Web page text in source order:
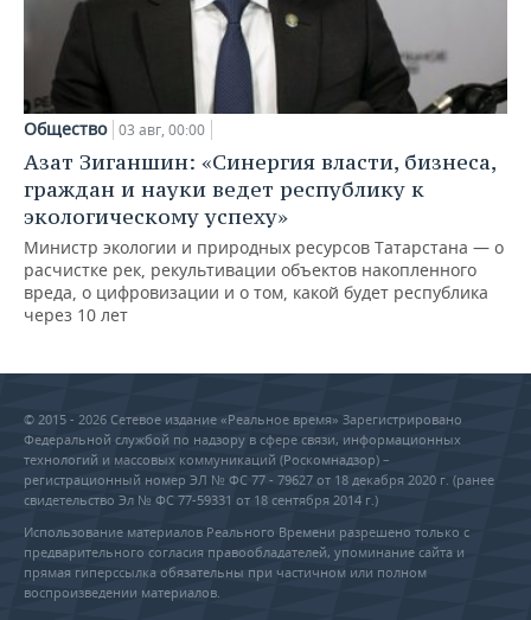
Общество 03 авг, 00:00
Азат Зиганшин: «Синергия власти, бизнеса,
граждан и науки ведет республику к
экологическому успеху»
Министр экологии и природных ресурсов Татарстана — о
расчистке рек, рекультивации объектов накопленного
вреда, о цифровизации и о том, какой будет республика
через 10 лет
© 2015 - 2026 Сетевое издание «Реальное время» Зарегистрировано
Федеральной службой по надзору в сфере связи, информационных
технологий и массовых коммуникаций (Роскомнадзор) –
регистрационный номер ЭЛ № ФС 77 - 79627 от 18 декабря 2020 г. (ранее
свидетельство Эл № ФС 77-59331 от 18 сентября 2014 г.)
Использование материалов Реального Времени разрешено только с
предварительного согласия правообладателей, упоминание сайта и
прямая гиперссылка обязательны при частичном или полном
воспроизведении материалов.